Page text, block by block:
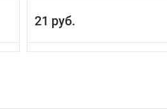
21 руб.